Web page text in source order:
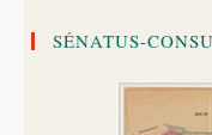
SÉNATUS-